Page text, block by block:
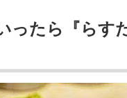
ったら『らす